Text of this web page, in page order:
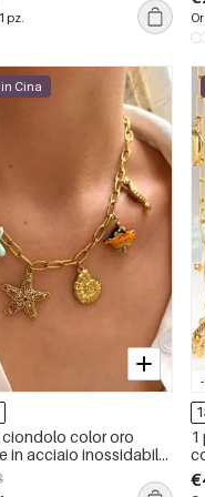
pz.
Cina
color oro
in acciaio inossidabile
pezzo
1